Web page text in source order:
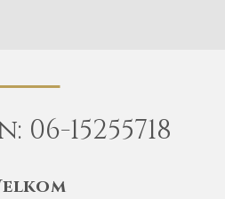
06-15255718